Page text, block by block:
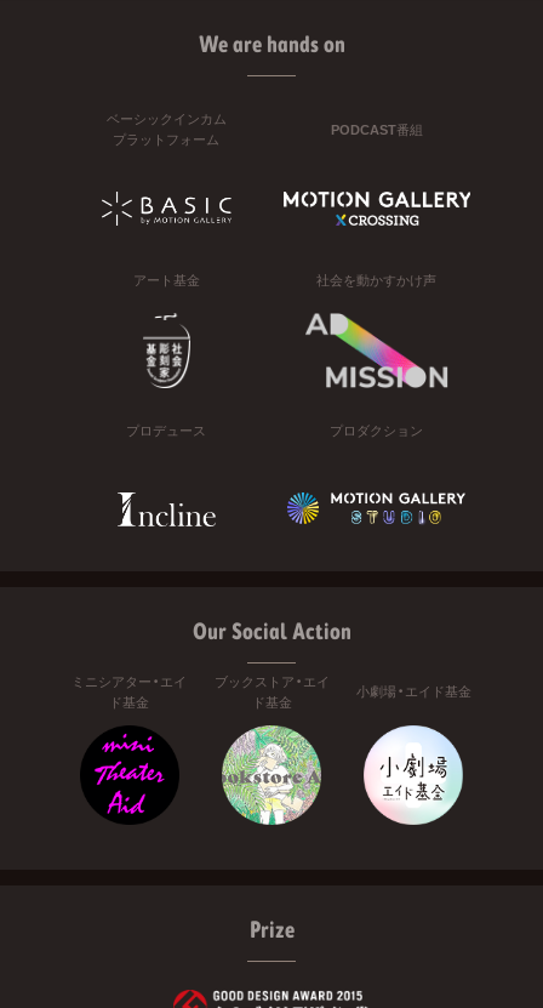
We are hands on
ベーシックインカム
プラットフォーム
PODCAST番組
アート基金 社会を動かすかけ声
プロデュース プロダクション
Our Social Action
ミニシアター・エイ
ド基金
ブックストア・エイ
ド基金
小劇場・エイド基金
Prize